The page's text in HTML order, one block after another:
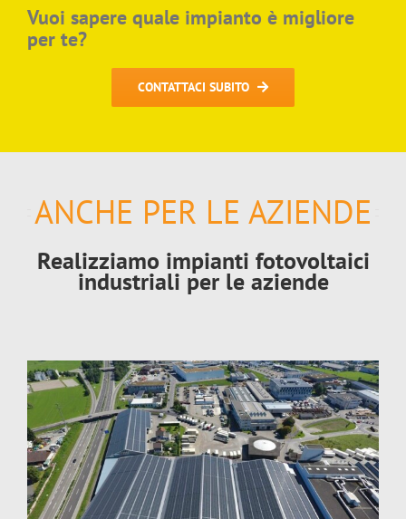
Vuoi sapere quale impianto è migliore
per te?
CONTATTACI SUBITO
ANCHE PER LE AZIENDE
Realizziamo impianti fotovoltaici
industriali per le aziende